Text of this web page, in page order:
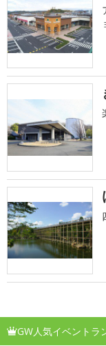
GW人気イベントラ